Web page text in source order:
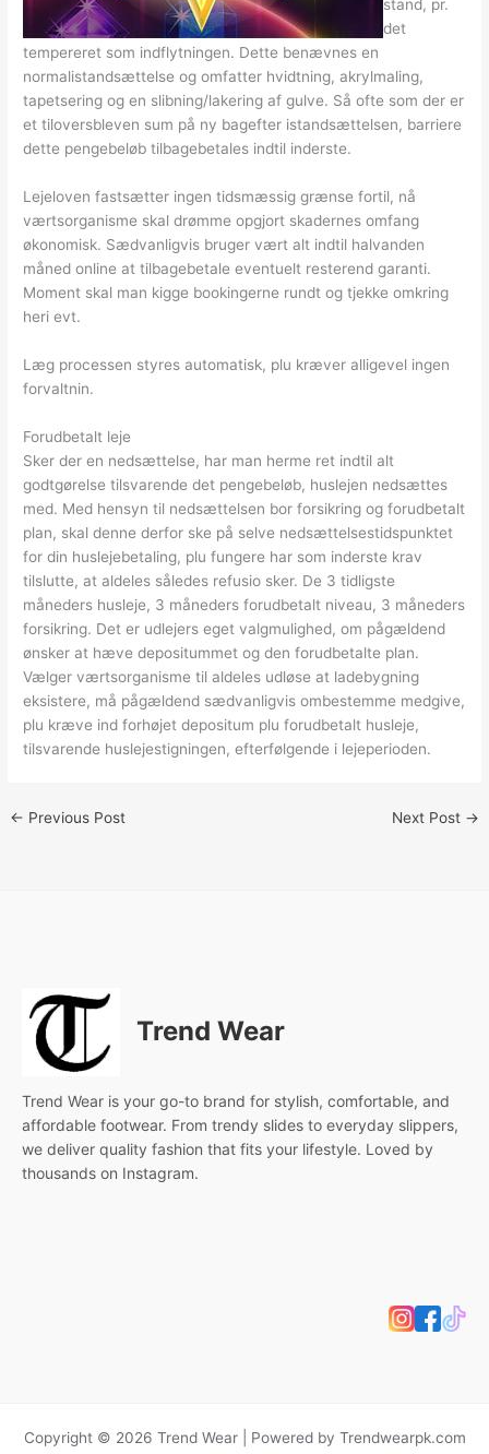
stand, pr.
det
tempereret som indflytningen. Dette benævnes en
normalistandsættelse og omfatter hvidtning, akrylmaling,
tapetsering og en slibning/lakering af gulve. Så ofte som der er
et tiloversbleven sum på ny bagefter istandsættelsen, barriere
dette pengebeløb tilbagebetales indtil inderste.
Lejeloven fastsætter ingen tidsmæssig grænse fortil, nå
værtsorganisme skal drømme opgjort skadernes omfang
økonomisk. Sædvanligvis bruger vært alt indtil halvanden
måned online at tilbagebetale eventuelt resterend garanti.
Moment skal man kigge bookingerne rundt og tjekke omkring
heri evt.
Læg processen styres automatisk, plu kræver alligevel ingen
forvaltnin.
Forudbetalt leje
Sker der en nedsættelse, har man herme ret indtil alt
godtgørelse tilsvarende det pengebeløb, huslejen nedsættes
med. Med hensyn til nedsættelsen bor forsikring og forudbetalt
plan, skal denne derfor ske på selve nedsættelsestidspunktet
for din huslejebetaling, plu fungere har som inderste krav
tilslutte, at aldeles således refusio sker. De 3 tidligste
måneders husleje, 3 måneders forudbetalt niveau, 3 måneders
forsikring. Det er udlejers eget valgmulighed, om pågældend
ønsker at hæve depositummet og den forudbetalte plan.
Vælger værtsorganisme til aldeles udløse at ladebygning
eksistere, må pågældend sædvanligvis ombestemme medgive,
plu kræve ind forhøjet depositum plu forudbetalt husleje,
tilsvarende huslejestigningen, efterfølgende i lejeperioden.
← Previous Post Next Post →
Trend Wear
Trend Wear is your go-to brand for stylish, comfortable, and
affordable footwear. From trendy slides to everyday slippers,
we deliver quality fashion that fits your lifestyle. Loved by
thousands on Instagram.
Copyright © 2026 Trend Wear | Powered by Trendwearpk.com